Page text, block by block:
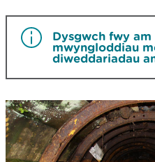
Dysgwch fwy
mwyngloddiau
diweddariadau